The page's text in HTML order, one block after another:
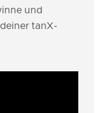
und
tanX-